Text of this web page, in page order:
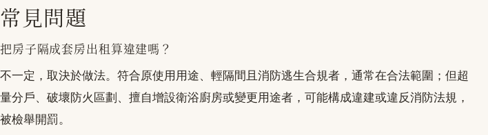
常見問題
把房子隔成套房出租算違建嗎？
不一定，取決於做法。符合原使用用途、輕隔間且消防逃生合規者，通常在合法範圍；但超
量分戶、破壞防火區劃、擅自增設衛浴廚房或變更用途者，可能構成違建或違反消防法規，
被檢舉開罰。